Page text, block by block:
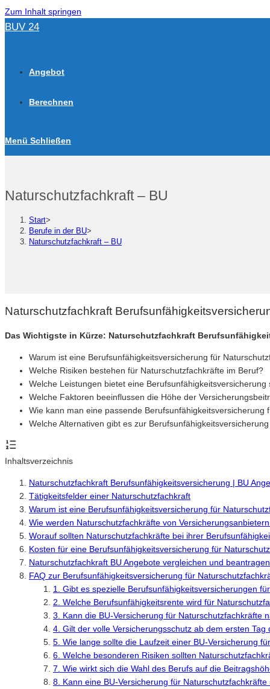
Zum Inhalt springen
BUV 24
Angebot
Berechnen
Menü Schließen
Naturschutzfachkraft – BU
Start>
Berufe in der BU>
Naturschutzfachkraft – BU
Naturschutzfachkraft
Das Wichtigste in Kürze: Naturschutzfachkraft
Warum ist eine Berufsunfähigkeitsversicherung für
Welche Risiken bestehen für Naturschutzfachkräfte im Beruf?
Welche Leistungen bietet eine
Welche Faktoren beeinflussen die Höhe der
Wie kann man eine passende Berufsunfähigkeitsversicherung
Welche Alternativen gibt es zur
Inhaltsverzeichnis
Naturschutzfachkraft Berufsunfähigkeitsversicherung | BU
Tätigkeitsfelder einer Naturschutzfachkraft
Warum ist eine Berufsunfähigkeitsversicherung für
Wie werden Naturschutzfachkräfte von
Worauf sollten Naturschutzfachkräfte bei ihrer
Kosten für eine Berufsunfähigkeitsversicherung für
Naturschutzfachkraft BU Angebote vergleichen und beantragen
FAQ zur Berufsunfähigkeitsversicherung für
1. Gibt es spezielle Berufsunfähigkeitsversicherungen
2. Welche Berufsunfähigkeitsrente wird für
3. Kann die BU-Versicherung für Naturschutzfachkräfte
4. Gilt der volle Versicherungsschutz ab dem ersten
5. Wie lange sollte die Laufzeit einer BU-Versicherung
6. Welche besonderen Risiken sollten
7. Wie wirkt sich die Wahl des Berufs auf die
8. Kann eine BU-Versicherung für